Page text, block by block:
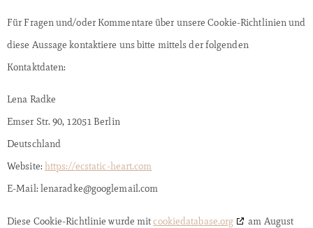
Für Fragen und/oder Kommentare über unsere Cookie-Richtlinien und
diese Aussage kontaktiere uns bitte mittels der folgenden
Kontaktdaten:
Lena Radke
Emser Str. 90, 12051 Berlin
Deutschland
Website: https://ecstatic-heart.com
E-Mail: lenaradke@googlemail.com
Diese Cookie-Richtlinie wurde mitcookiedatabase.org am August